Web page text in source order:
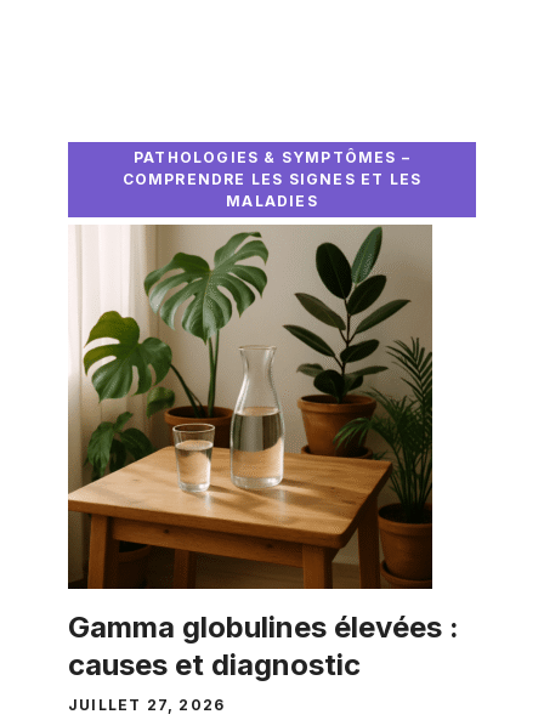
PATHOLOGIES & SYMPTÔMES –
COMPRENDRE LES SIGNES ET LES
MALADIES
Gamma globulines élevées :
causes et diagnostic
JUILLET 27, 2026